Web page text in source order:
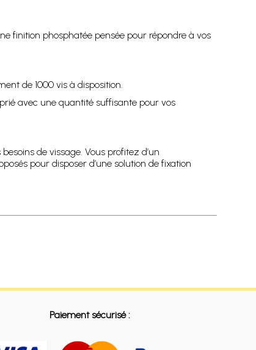
finition phosphatée pensée pour répondre à vos
de 1000 vis à disposition.
avec une quantité suffisante pour vos
de vissage. Vous profitez d’un
pour disposer d’une solution de fixation
Paiement sécurisé :